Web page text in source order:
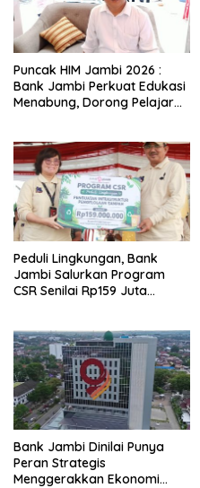
Puncak HIM Jambi 2026 :
Bank Jambi Perkuat Edukasi
Menabung, Dorong Pelajar
Peduli Lingkungan, Bank
Jambi Salurkan Program
CSR Senilai Rp159 Juta
Bank Jambi Dinilai Punya
Peran Strategis
Menggerakkan Ekonomi